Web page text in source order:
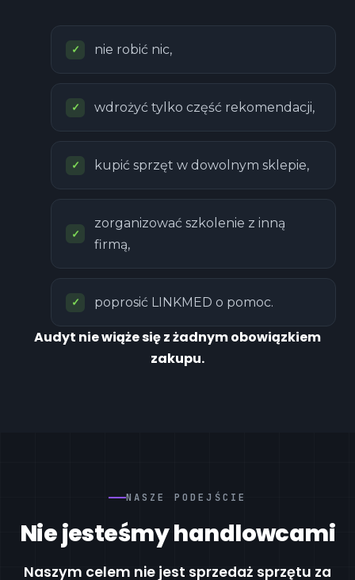
nie robić nic,
wdrożyć tylko część rekomendacji,
kupić sprzęt w dowolnym sklepie,
zorganizować szkolenie z inną
firmą,
poprosić LINKMED o pomoc.
Audyt nie wiąże się z żadnym obowiązkiem
zakupu.
NASZE PODEJŚCIE
Nie jesteśmy handlowcami
Naszym celem nie jest sprzedaż sprzętu za